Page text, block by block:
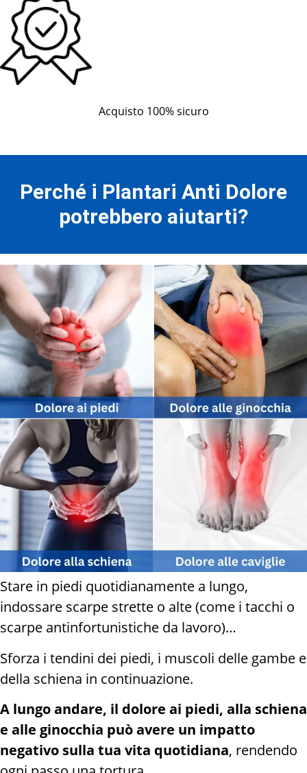
Acquisto 100% sicuro
Perché i Plantari Anti Dolore
potrebbero aiutarti?
Stare in piedi quotidianamente a lungo,
indossare scarpe strette o alte (come i tacchi o
scarpe antinfortunistiche da lavoro)…
Sforza i tendini dei piedi, i muscoli delle gambe e
della schiena in continuazione.
A lungo andare, il dolore ai piedi, alla schiena
e alle ginocchia può avere un impatto
negativo sulla tua vita quotidiana, rendendo